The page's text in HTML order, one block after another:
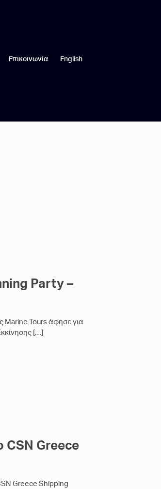
Επικοινωνία English
Party –
Marine Tours άφησε για
[…]
CSN Greece
Greece Shipping